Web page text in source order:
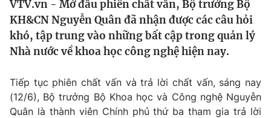
Thế giới
Tin tức
Thế giới đó đây
Câu chuyện quốc tế
Tài chính
Thị trường
Dữ liệu và đời sống
VTV.vn - Mở đầu phiên chất vấn, Bộ trưởng Bộ
KH&CN Nguyễn Quân đã nhận được các câu hỏi
khó, tập trung vào những bất cập trong quản lý
Nhà nước về khoa học công nghệ hiện nay.
Tiếp tục phiên chất vấn và trả lời chất vấn, sáng nay
(12/6), Bộ trưởng Bộ Khoa học và Công nghệ Nguyễn
Quân là thành viên Chính phủ thứ ba tham gia trả lời